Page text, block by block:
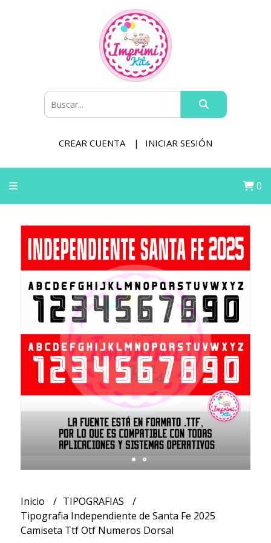
CREAR CUENTA INICIAR SESIÓN
0
Inicio
TIPOGRAFIAS
Tipografia Independiente de Santa Fe 2025
Camiseta Ttf Otf Numeros Dorsal